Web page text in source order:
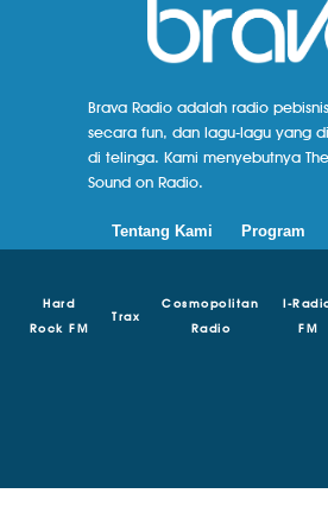
Brava Radio adalah radio
secara fun, dan lagu-lagu yang
di telinga. Kami menyebutnya
Sound on Radio.
Tentang Kami Program
Hard
Rock FM
Trax
Cosmopolitan
Radio
I-
FM